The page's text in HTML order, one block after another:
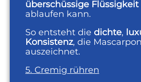
überschüssige Flüssigkeit
ablaufen kann.
So entsteht die dichte,
Konsistenz, die
auszeichnet.
5. Cremig rühren